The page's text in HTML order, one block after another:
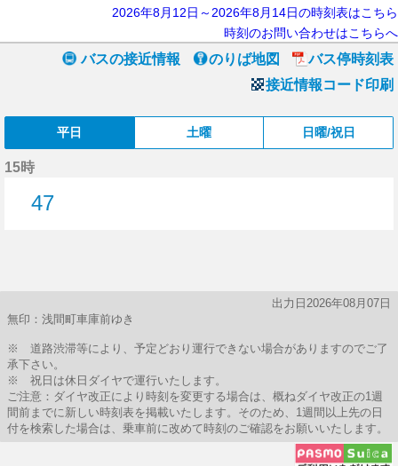
2026年8月12日～2026年8月14日の時刻表はこちら
時刻のお問い合わせはこちらへ
バスの接近情報 のりば地図
バス停時刻表
接近情報コード印刷
平日 土曜 日曜/祝日
15時
47
出力日2026年08月07日
無印：浅間町車庫前ゆき
※ 道路渋滞等により、予定どおり運行できない場合がありますのでご了
承下さい。
※ 祝日は休日ダイヤで運行いたします。
ご注意：ダイヤ改正により時刻を変更する場合は、概ねダイヤ改正の1週
間前までに新しい時刻表を掲載いたします。そのため、1週間以上先の日
付を検索した場合は、乗車前に改めて時刻のご確認をお願いいたします。